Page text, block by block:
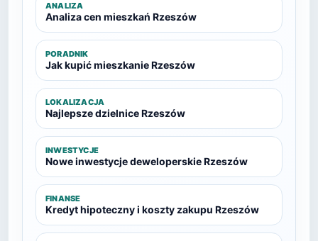
ANALIZA
Analiza cen mieszkań Rzeszów
PORADNIK
Jak kupić mieszkanie Rzeszów
LOKALIZACJA
Najlepsze dzielnice Rzeszów
INWESTYCJE
Nowe inwestycje deweloperskie Rzeszów
FINANSE
Kredyt hipoteczny i koszty zakupu Rzeszów